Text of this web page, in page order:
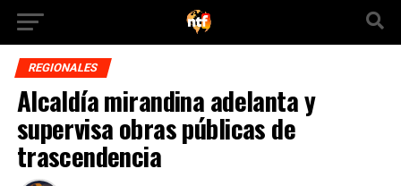
REGIONALES
Alcaldía mirandina adelanta y
supervisa obras públicas de
trascendencia